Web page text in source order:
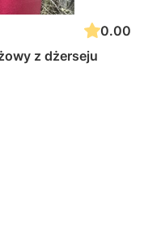
0.00
z dżerseju